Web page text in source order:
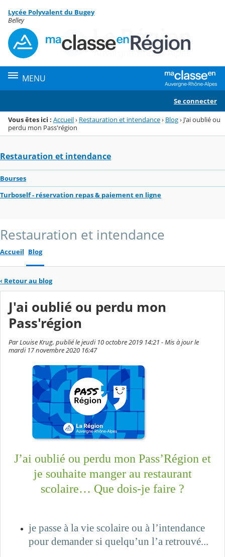
Menu de la rubrique
Contenu
Lycée Polyvalent du Bugey
Belley
MENU
Se connecter
Vous êtes ici : Accueil› Restauration et intendance› Blog› J'ai oublié ou
perdu mon Pass'région
Restauration et intendance
Bourses
Turboself - réservation repas & paiement en ligne
Restauration et intendance
Accueil Blog
‹ Retour au blog
J'ai oublié ou perdu mon
Pass'région
Par Louise Krug, publié le jeudi 10 octobre 2019 14:21 - Mis à jour le
mardi 17 novembre 2020 16:47
J’ai oublié ou perdu mon Pass’Région et
je souhaite manger au restaurant
scolaire… Que dois-je faire ?
je passe à la vie scolaire ou à l’intendance
pour demander si quelqu’un l’a retrouvé...